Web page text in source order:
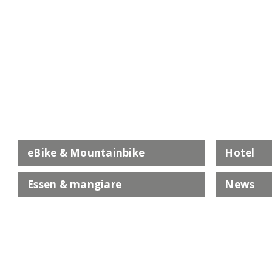
eBike & Mountainbike
Essen & mangiare
Hotel
News